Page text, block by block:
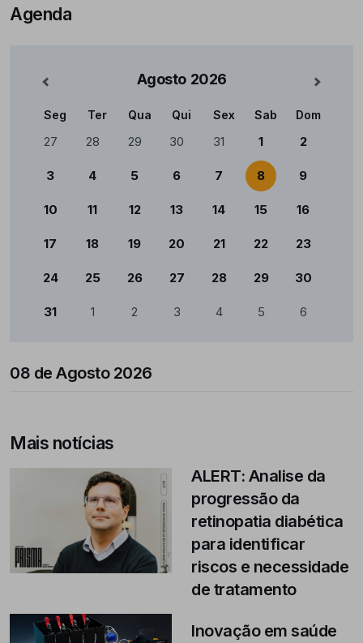
Agenda
Agosto 2026 Mês
Calendário
Seg Ter Qua Qui Sex Sab Dom
27 28 29 30 31 1 2
3 4 5 6 7 8 9
10 11 12 13 14 15 16
17 18 19 20 21 22 23
24 25 26 27 28 29 30
31 1 2 3 4 5 6
08 de Agosto 2026
Mais notícias
ALERT: Analise da
progressão da
retinopatia diabética
para identificar
riscos e necessidade
de tratamento
Inovação em saúde